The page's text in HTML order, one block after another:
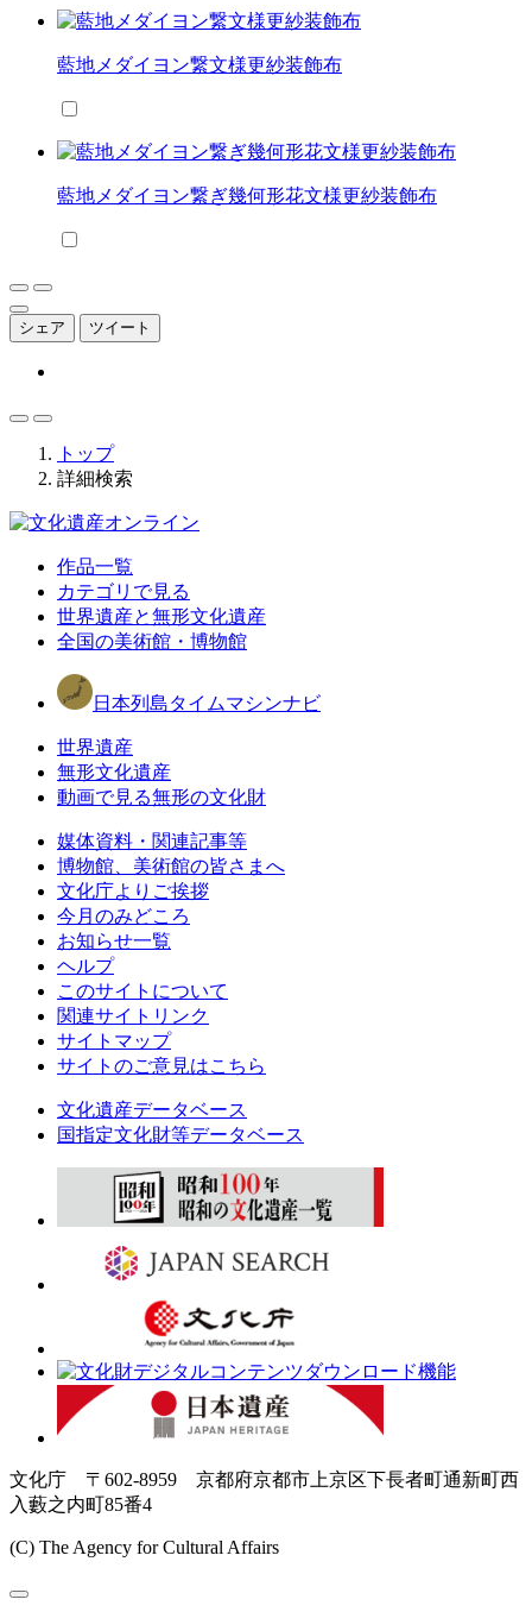
藍地メダイヨン繋文様更紗装飾布
藍地メダイヨン繋ぎ幾何形花文様更紗装飾布
シェア ツイート
トップ
詳細検索
作品一覧
カテゴリで見る
世界遺産と無形文化遺産
全国の美術館・博物館
日本列島タイムマシンナビ
世界遺産
無形文化遺産
動画で見る無形の文化財
媒体資料・関連記事等
博物館、美術館の皆さまへ
文化庁よりご挨拶
今月のみどころ
お知らせ一覧
ヘルプ
このサイトについて
関連サイトリンク
サイトマップ
サイトのご意見はこちら
文化遺産データベース
国指定文化財等データベース
文化庁 〒602-8959 京都府京都市上京区下長者町通新町西
入藪之内町85番4
(C) The Agency for Cultural Affairs